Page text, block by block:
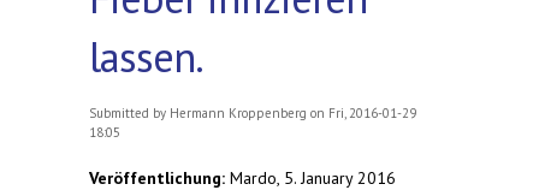
lassen.
Submitted by Hermann Kroppenberg on Fri, 2016-01-29
18:05
Veröffentlichung: Mardo, 5. January 2016